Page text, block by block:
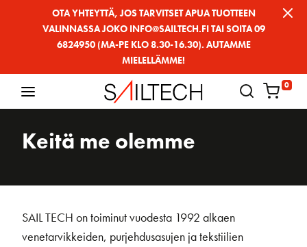
OTA YHTEYTTÄ, JOS TARVITSET APUA TUOTTEEN
VALINNASSA JOKO INFO@SAILTECH.FI TAI SOITA 09
6824950 (MA-PE KLO 8.30-16.30). AUTAMME
MIELELLÄMME!
0
Keitä me olemme
SAIL TECH on toiminut vuodesta 1992 alkaen
venetarvikkeiden, purjehdusasujen ja tekstiilien